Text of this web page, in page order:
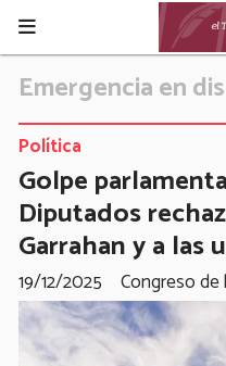
Emergencia en
Golpe
Diputados
Garrahan y a las
Congreso de
Política
19/12/2025